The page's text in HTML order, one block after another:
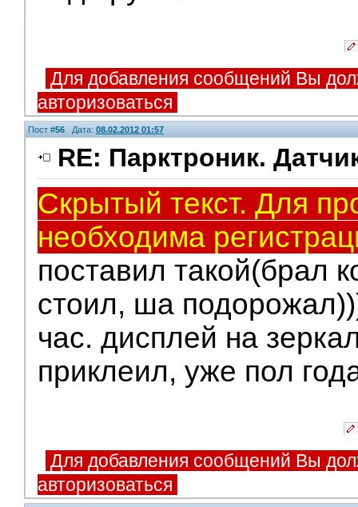
Для добавления сообщений Вы
авторизоваться
Пост #56 Дата: 08.02.2012 01:57
RE: Парктроник.
Скрытый текст. Для
необходима
поставил такой(брал
стоил, ша
час. дисплей на
приклеил, уже пол
Для добавления сообщений Вы
авторизоваться